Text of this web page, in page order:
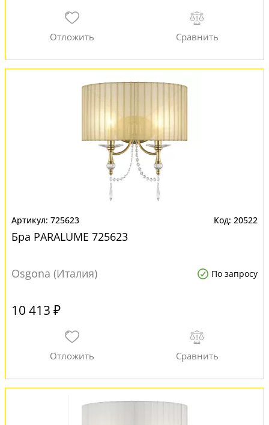
725623 20522
Бра PARALUME 725623
Osgona (Италия) По запросу
10 413 ₽